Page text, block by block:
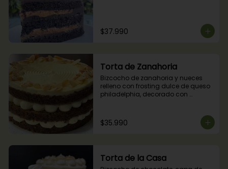
$37.990
Torta de Zanahoria
Bizcocho de zanahoria y nueces
relleno con frosting dulce de queso
philadelphia, decorado con
$35.990
Torta de la Casa